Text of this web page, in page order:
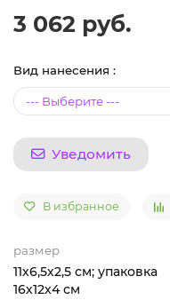
3 062 руб.
Вид нанесения :
Уведомить
В избранное
размер
11х6,5х2,5 см; упаковка
16х12х4 см